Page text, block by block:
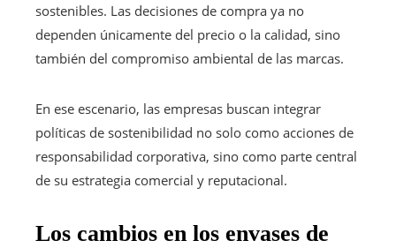
sostenibles. Las decisiones de compra ya no
dependen únicamente del precio o la calidad, sino
también del compromiso ambiental de las marcas.
En ese escenario, las empresas buscan integrar
políticas de sostenibilidad no solo como acciones de
responsabilidad corporativa, sino como parte central
de su estrategia comercial y reputacional.
Los cambios en los envases de